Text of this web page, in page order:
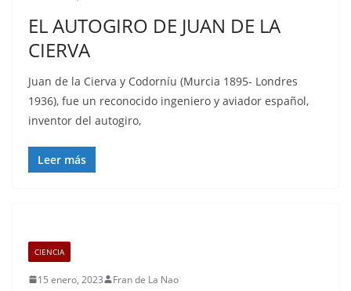
EL AUTOGIRO DE JUAN DE LA
CIERVA
Juan de la Cierva y Codorníu (Murcia 1895- Londres
1936), fue un reconocido ingeniero y aviador español,
inventor del autogiro,
Leer más
CIENCIA
15 enero, 2023 Fran de La Nao